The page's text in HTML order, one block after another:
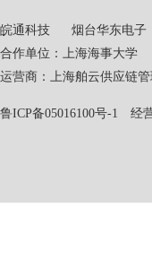
皖通科技 烟台华东电子
合作单位：上海海事大学
运营商：上海舶云供
鲁ICP备05016100号-1 经